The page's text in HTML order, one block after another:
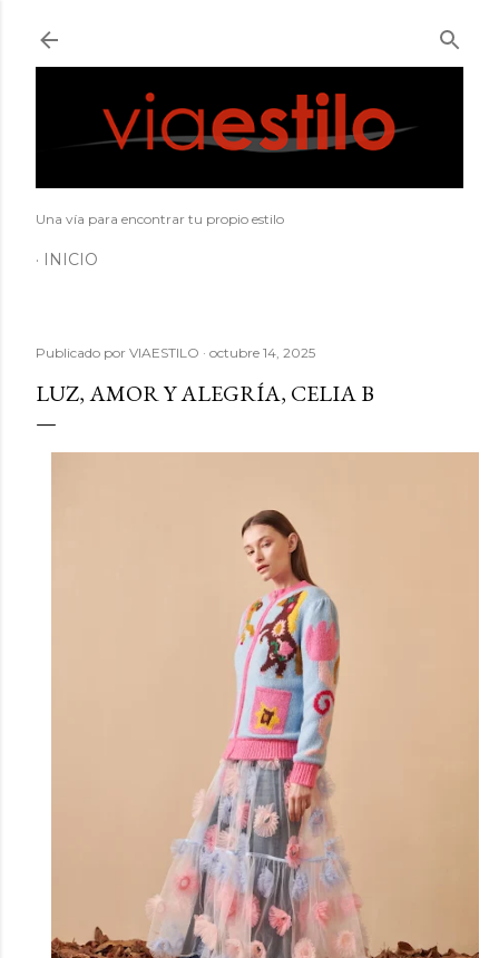
Una vía para encontrar tu propio estilo
INICIO
Publicado por VIAESTILO octubre 14, 2025
LUZ, AMOR Y ALEGRÍA, CELIA B